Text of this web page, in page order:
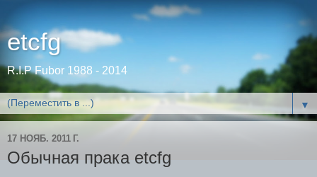
etcfg
R.I.P Fubor 1988 - 2014
▼
17 НОЯБ. 2011 Г.
Oбычная прака etcfg